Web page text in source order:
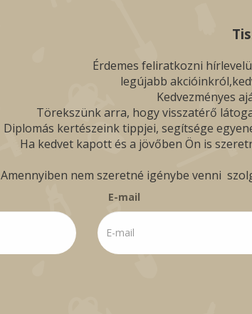
Érdemes feliratkozni
legújabb
Kedvezményes
Törekszünk arra, hogy visszatérő
Diplomás kertészeink tippjei, segítsége
Ha kedvet kapott és a jövőben Ön is
Amennyiben nem szeretné igénybe venni
E-mail